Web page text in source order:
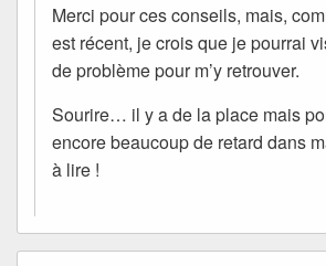
Merci pour ces conseils, mais,
est récent, je crois que je pourrai
de problème pour m’y retrouver.
Sourire… il y a de la place mais
encore beaucoup de retard dans
à lire !